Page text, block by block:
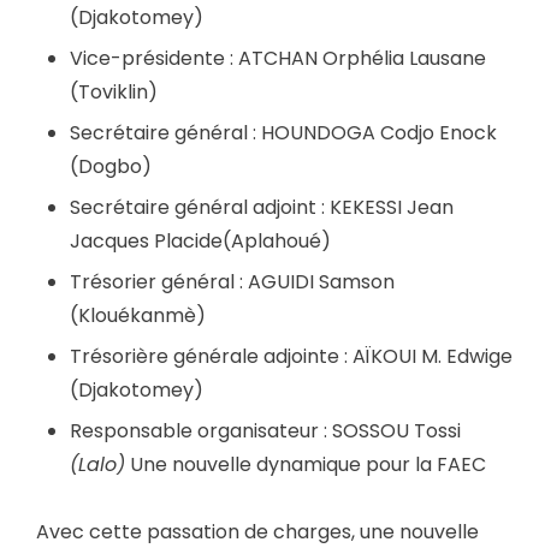
(Djakotomey)
Vice-présidente : ATCHAN Orphélia Lausane
(Toviklin)
Secrétaire général : HOUNDOGA Codjo Enock
(Dogbo)
Secrétaire général adjoint : KEKESSI Jean
Jacques Placide(Aplahoué)
Trésorier général : AGUIDI Samson
(Klouékanmè)
Trésorière générale adjointe : AÏKOUI M. Edwige
(Djakotomey)
Responsable organisateur : SOSSOU Tossi
(Lalo) Une nouvelle dynamique pour la FAEC
Avec cette passation de charges, une nouvelle